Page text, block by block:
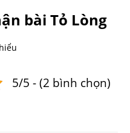
bài Tỏ Lòng
5/5 - (2 bình chọn)